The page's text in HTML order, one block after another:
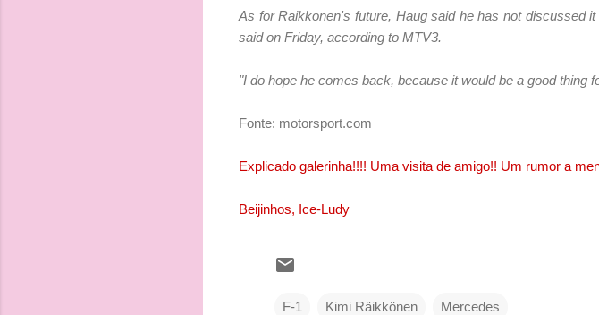
As for Raikkonen's future, Haug said he has not discussed
said on Friday, according to MTV3.
"I do hope he comes back, because it would be a good thing
Fonte: motorsport.com
Explicado galerinha!!!! Uma visita de amigo!! Um rumor a
Beijinhos, Ice-Ludy
F-1 Kimi Räikkönen Mercedes